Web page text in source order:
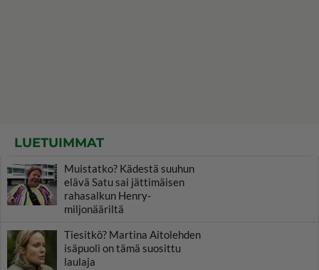
LUETUIMMAT
Muistatko? Kädestä suuhun
elävä Satu sai jättimäisen
rahasalkun Henry-
miljonääriltä
Tiesitkö? Martina Aitolehden
isäpuoli on tämä suosittu
laulaja